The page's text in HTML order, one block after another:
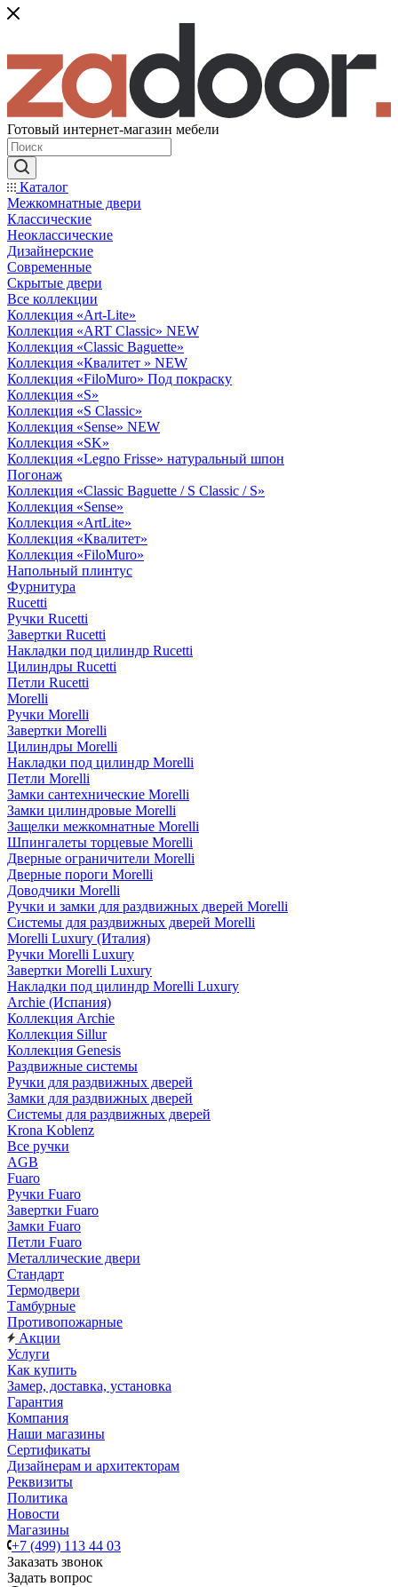
Готовый интернет-магазин мебели
Каталог
Межкомнатные двери
Классические
Неоклассические
Дизайнерские
Современные
Скрытые двери
Все коллекции
Коллекция «Art-Lite»
Коллекция «ART Classic» NEW
Коллекция «Classic Baguette»
Коллекция «Квалитет » NEW
Коллекция «FiloMuro» Под покраску
Коллекция «S»
Коллекция «S Classic»
Коллекция «Sense» NEW
Коллекция «SK»
Коллекция «Legno Frisse» натуральный шпон
Погонаж
Коллекция «Classic Baguette / S Classic / S»
Коллекция «Sense»
Коллекция «ArtLite»
Коллекция «Квалитет»
Коллекция «FiloMuro»
Напольный плинтус
Фурнитура
Rucetti
Ручки Rucetti
Завертки Rucetti
Накладки под цилиндр Rucetti
Цилиндры Rucetti
Петли Rucetti
Morelli
Ручки Morelli
Завертки Morelli
Цилиндры Morelli
Накладки под цилиндр Morelli
Петли Morelli
Замки сантехнические Morelli
Замки цилиндровые Morelli
Защелки межкомнатные Morelli
Шпингалеты торцевые Morelli
Дверные ограничители Morelli
Дверные пороги Morelli
Доводчики Morelli
Ручки и замки для раздвижных дверей Morelli
Системы для раздвижных дверей Morelli
Morelli Luxury (Италия)
Ручки Morelli Luxury
Завертки Morelli Luxury
Накладки под цилиндр Morelli Luxury
Archie (Испания)
Коллекция Archie
Коллекция Sillur
Коллекция Genesis
Раздвижные системы
Ручки для раздвижных дверей
Замки для раздвижных дверей
Системы для раздвижных дверей
Krona Koblenz
Все ручки
AGB
Fuaro
Ручки Fuaro
Завертки Fuaro
Замки Fuaro
Петли Fuaro
Металлические двери
Стандарт
Термодвери
Тамбурные
Противопожарные
Акции
Услуги
Как купить
Замер, доставка, установка
Гарантия
Компания
Наши магазины
Сертификаты
Дизайнерам и архитекторам
Реквизиты
Политика
Новости
Магазины
+7 (499) 113 44 03
Заказать звонок
Задать вопрос